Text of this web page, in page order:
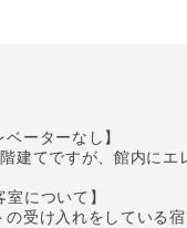
ベーターなし】
建てですが、館内にエ
について】
の受け入れをしている